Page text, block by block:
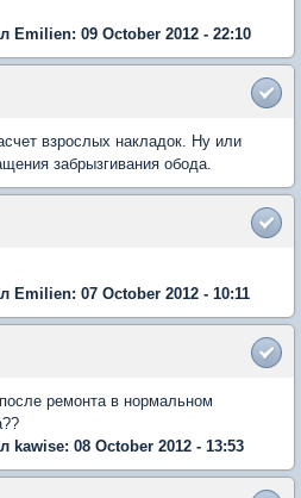
Emilien: 09 October 2012 - 22:10
взрослых накладок. Ну или
забрызгивания обода.
Emilien: 07 October 2012 - 10:11
ремонта в нормальном
kawise: 08 October 2012 - 13:53